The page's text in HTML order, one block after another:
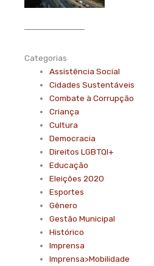
Categorias
Assistência Social
Cidades Sustentáveis
Combate à Corrupção
Criança
Cultura
Democracia
Direitos LGBTQI+
Educação
Eleições 2020
Esportes
Gênero
Gestão Municipal
Histórico
Imprensa
Imprensa>Mobilidade